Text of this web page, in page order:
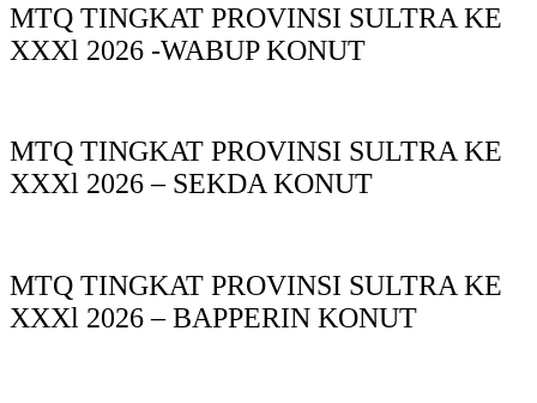
MTQ TINGKAT PROVINSI SULTRA KE
XXXl 2026 -WABUP KONUT
MTQ TINGKAT PROVINSI SULTRA KE
XXXl 2026 – SEKDA KONUT
MTQ TINGKAT PROVINSI SULTRA KE
XXXl 2026 – BAPPERIN KONUT